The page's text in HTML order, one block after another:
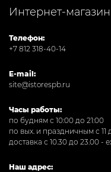
Интернет-
Телефон:
+7 812 318-40-14
E-mail:
site@istorespb.ru
Часы работы:
по будням с 10:00 до 21:00
по вых. и праздничным с 11
доставка с 10.30 до 23.00 -
Наш адрес: